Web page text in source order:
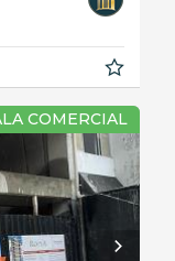
COMERCIAL